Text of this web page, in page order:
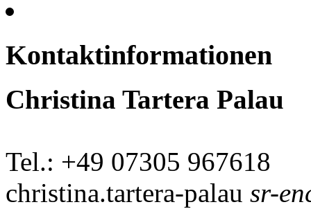
Kontaktinformationen
Christina Tartera Palau
Tel.: +49 07305 967618
christina.tartera-palau sr-